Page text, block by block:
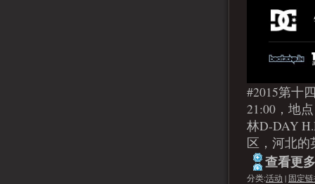
#2015第十
21:00，地
林D-DAY
区，河北的
查看更
分类:活动 | 固定